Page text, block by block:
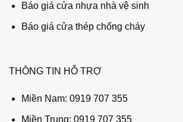
Báo giá cửa nhựa nhà vệ sinh
Báo giá cửa thép chống cháy
THÔNG TIN HỖ TRỢ
Miền Nam: 0919 707 355
Miền Trung: 0919 707 355